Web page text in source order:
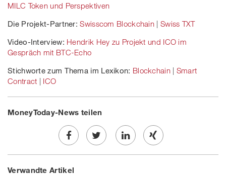
MILC Token und Perspektiven
Die Projekt-Partner: Swisscom Blockchain | Swiss TXT
Video-Interview: Hendrik Hey zu Projekt und ICO im
Gespräch mit BTC-Echo
Stichworte zum Thema im Lexikon: Blockchain| Smart
Contract | ICO
MoneyToday-News teilen
Share
on
Twe
Share Share
Verwandte Artikel